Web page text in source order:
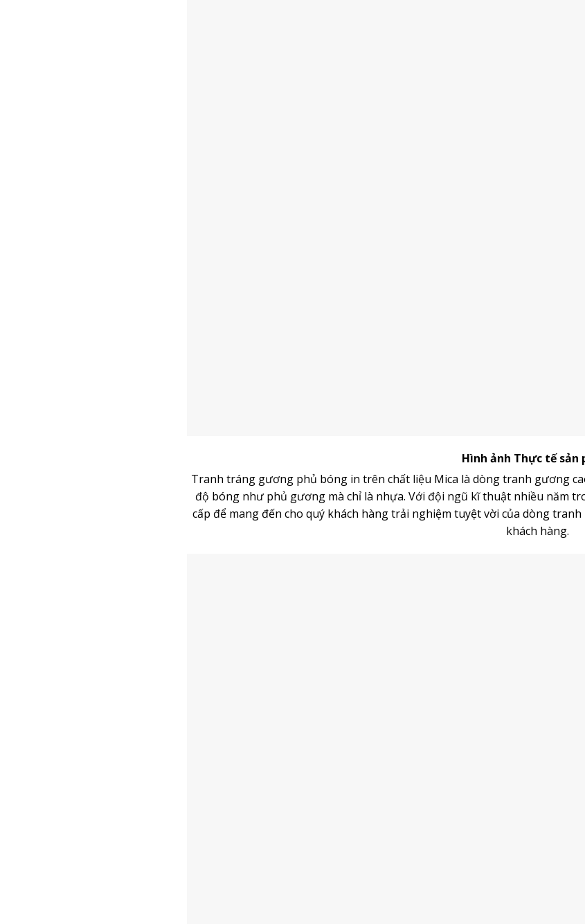
Hình ảnh Thực tế sản
Tranh tráng gương phủ bóng in trên chất liệu Mica là dòngtranh gương
độ bóng như phủ gương mà chỉ là nhựa. Với đội ngũ kĩ thuật nhiều năm
cấp để mang đến cho quý khách hàng trải nghiệm tuyệt vời của dòng
khách hàng.